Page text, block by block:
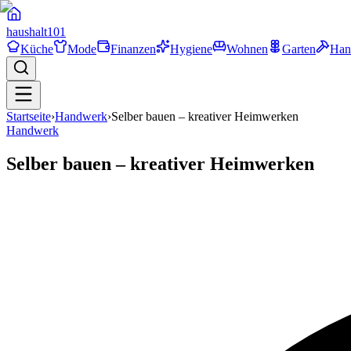
haushalt101
Küche
Mode Finanzen Hygiene Wohnen Garten
Startseite›Handwerk›Selber bauen – kreativer Heimwerken
Handwerk
Selber bauen – kreativer Heimwerken